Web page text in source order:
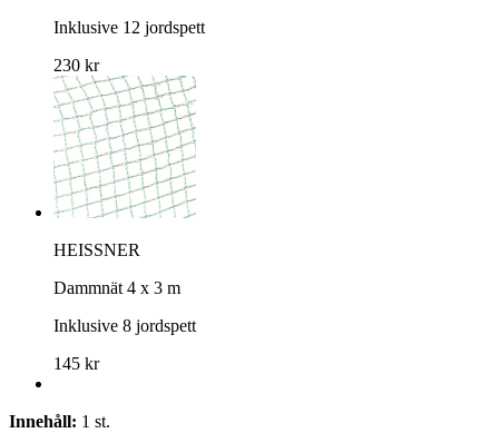
Inklusive 12 jordspett
230 kr
HEISSNER
Dammnät 4 x 3 m
Inklusive 8 jordspett
145 kr
Innehåll: 1 st.